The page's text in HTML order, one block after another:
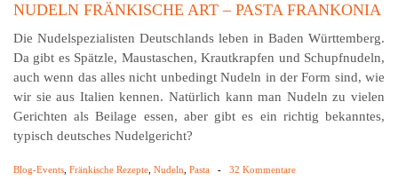
NUDELN FRÄNKISCHE ART – PASTA FRANKONIA
Die Nudelspezialisten Deutschlands leben in Baden Württemberg.
Da gibt es Spätzle, Maustaschen, Krautkrapfen und Schupfnudeln,
auch wenn das alles nicht unbedingt Nudeln in der Form sind, wie
wir sie aus Italien kennen. Natürlich kann man Nudeln zu vielen
Gerichten als Beilage essen, aber gibt es ein richtig bekanntes,
typisch deutsches Nudelgericht?
Blog-Events Fränkische Rezepte Nudeln Pasta - 32 Kommentare